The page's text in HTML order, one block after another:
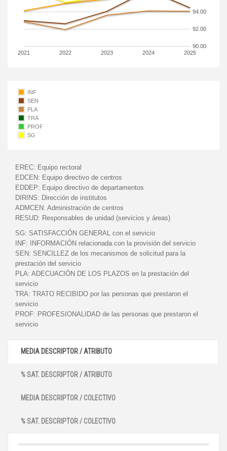
2021 2022 2023 2024 2025
90.00
92.00
94.00
INF
SEN
PLA
TRA
PROF
SG
EREC: Equipo rectoral
EDCEN: Equipo directivo de centros
EDDEP: Equipo directivo de departamentos
DIRINS: Dirección de institutos
ADMCEN: Administración de centros
RESUD: Responsables de unidad (servicios y áreas)
SG: SATISFACCIÓN GENERAL con el servicio
INF:
INFORMACIÓN relacionada con la provisión del servicio
SEN: SENCILLEZ de los mecanismos de solicitud para la
prestación del servicio
PLA: ADECUACIÓN DE LOS PLAZOS en la prestación del
servicio
TRA: TRATO RECIBIDO por las personas que prestaron el
servicio
PROF: PROFESIONALIDAD de las personas que prestaron el
servicio
MEDIA DESCRIPTOR / ATRIBUTO
% SAT. DESCRIPTOR / ATRIBUTO
MEDIA DESCRIPTOR / COLECTIVO
% SAT. DESCRIPTOR / COLECTIVO